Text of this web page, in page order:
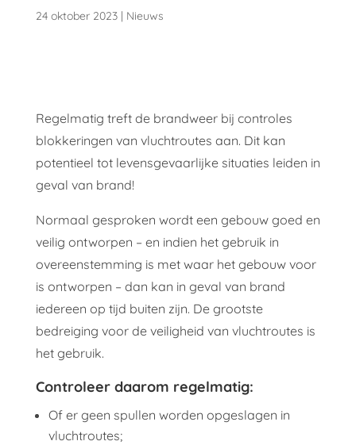
24 oktober 2023| Nieuws
Regelmatig treft de brandweer bij controles
blokkeringen van vluchtroutes aan. Dit kan
potentieel tot levensgevaarlijke situaties leiden in
geval van brand!
Normaal gesproken wordt een gebouw goed en
veilig ontworpen – en indien het gebruik in
overeenstemming is met waar het gebouw voor
is ontworpen – dan kan in geval van brand
iedereen op tijd buiten zijn. De grootste
bedreiging voor de veiligheid van vluchtroutes is
het gebruik.
Controleer daarom regelmatig:
Of er geen spullen worden opgeslagen in
vluchtroutes;